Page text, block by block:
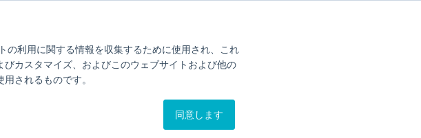
の利用に関する情報を収集するために使用され、これ
カスタマイズ、およびこのウェブサイトおよび他の
されるものです。
同意します